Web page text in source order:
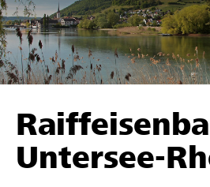
Parrainer
Soutien & assistance
Trouvez des projets et des
Démarrez
Untersee-